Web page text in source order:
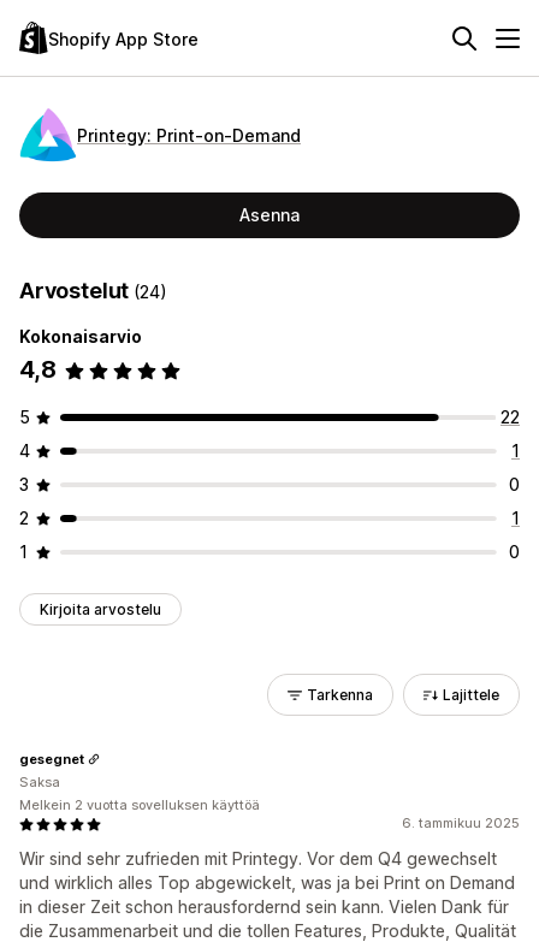
Shopify App Store
Printegy: Print‑on‑Demand
Asenna
Arvostelut (24)
Kokonaisarvio
4,8
5
22
4
1
3
0
2
1
1
0
Kirjoita arvostelu
Tarkenna Lajittele
6. tammikuu 2025
Wir sind sehr zufrieden mit Printegy. Vor dem Q4 gewechselt
und wirklich alles Top abgewickelt, was ja bei Print on Demand
in dieser Zeit schon herausfordernd sein kann. Vielen Dank für
die Zusammenarbeit und die tollen Features, Produkte, Qualität
gesegnet
Saksa
Melkein 2 vuotta sovelluksen käyttöä